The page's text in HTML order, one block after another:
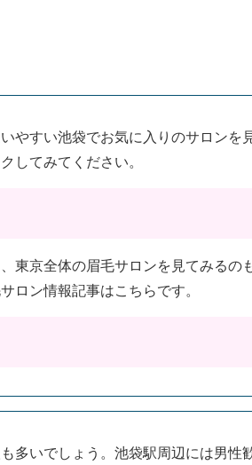
やすい池袋でお気に入りのサロンを
してみてください。
東京全体の眉毛サロンを見てみるの
ロン情報記事はこちらです。
多いでしょう。池袋駅周辺には男性